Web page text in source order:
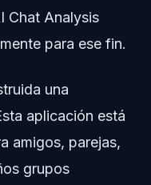
Chat Analysis
para ese fin.
una
aplicación está
amigos, parejas,
grupos